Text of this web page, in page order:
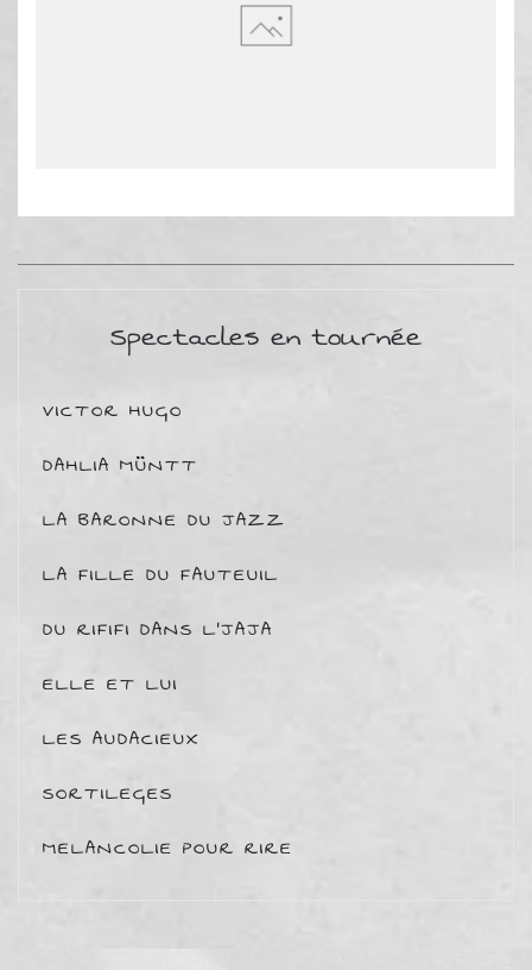
Spectacles en tournée
VICTOR HUGO
DAHLIA MÜNTT
LA BARONNE DU JAZZ
LA FILLE DU FAUTEUIL
DU RIFIFI DANS L'JAJA
ELLE ET LUI
LES AUDACIEUX
SORTILEGES
MELANCOLIE POUR RIRE